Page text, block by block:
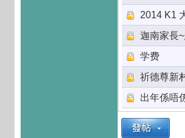
2014 K1
迦南家長~
学费
祈德尊新
出年係唔